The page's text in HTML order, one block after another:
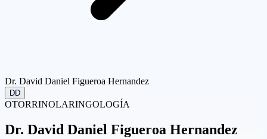
Dr. David Daniel Figueroa Hernandez
DD
OTORRINOLARINGOLOGÍA
Dr. David Daniel Figueroa Hernandez